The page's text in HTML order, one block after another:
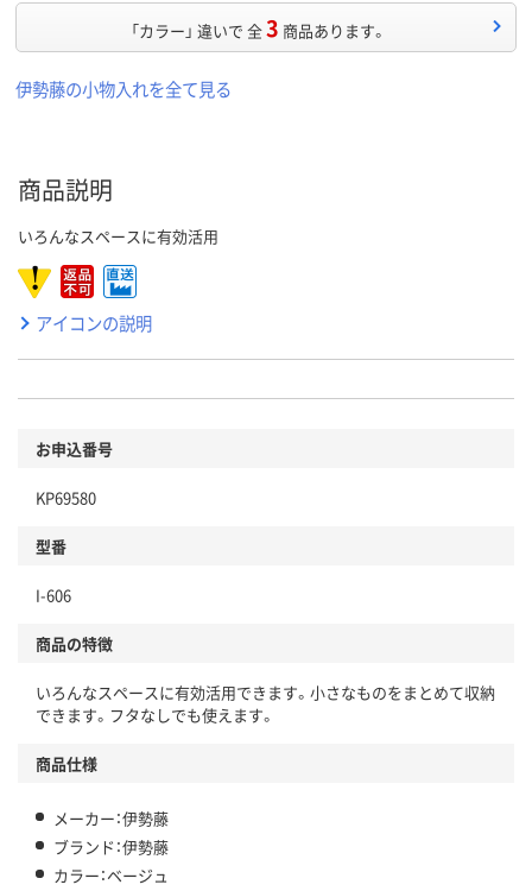
「カラー」 違いで 全3 商品あります。
伊勢藤の小物入れを全て見る
商品説明
いろんなスペースに有効活用
アイコンの説明
お申込番号
KP69580
型番
I-606
商品の特徴
いろんなスペースに有効活用できます。小さなものをまとめて収納
できます。フタなしでも使えます。
商品仕様
メーカー：伊勢藤
ブランド：伊勢藤
カラー：ベージュ